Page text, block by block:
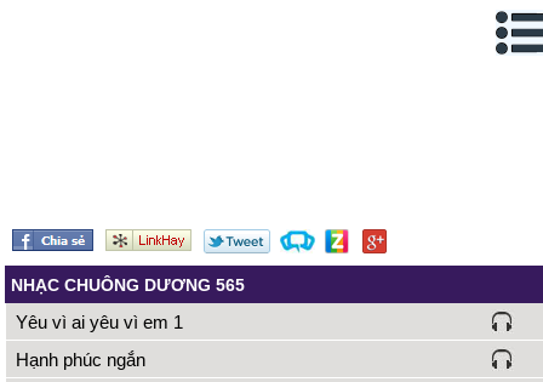
NHẠC CHUÔNG DƯƠNG 565
Yêu vì ai yêu vì em 1
Hạnh phúc ngắn